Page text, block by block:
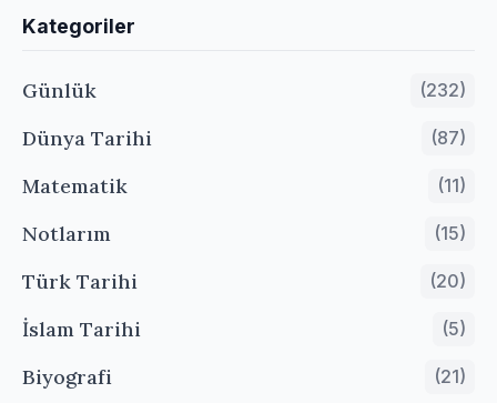
Kategoriler
Günlük (232)
Dünya Tarihi (87)
Matematik (11)
Notlarım (15)
Türk Tarihi (20)
İslam Tarihi (5)
Biyografi (21)